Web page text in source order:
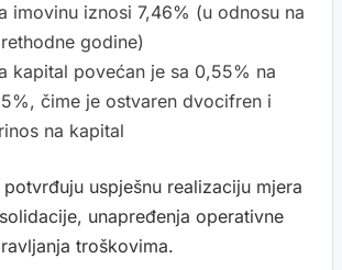
imovinu iznosi 7,46% (u odnosu na
godine)
kapital povećan je sa 0,55% na
čime je ostvaren dvocifren i
na kapital
uspješnu realizaciju mjera
unapređenja operativne
troškovima.